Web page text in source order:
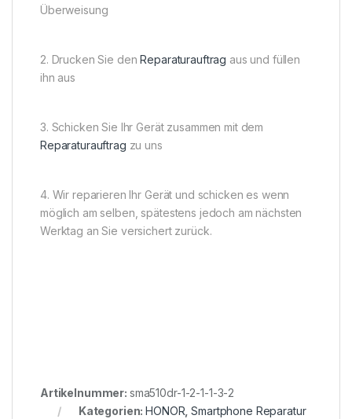
Überweisung
2. Drucken Sie denReparaturauftrag aus und füllen
ihn aus
3. Schicken Sie Ihr Gerät zusammen mit dem
Reparaturauftrag zu uns
4. Wir reparieren Ihr Gerät und schicken es wenn
möglich am selben, spätestens jedoch am nächsten
Werktag an Sie versichert zurück.
Artikelnummer: sma510dr-1-2-1-1-3-2
Kategorien:HONOR ,Smartphone Reparatur